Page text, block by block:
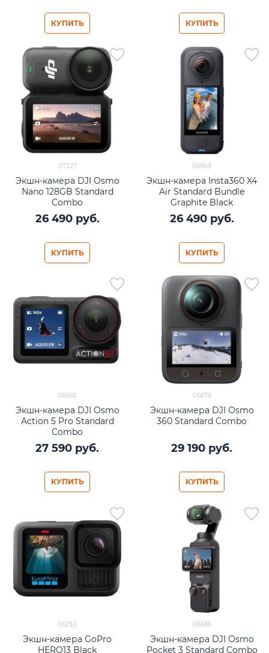
КУПИТЬ КУПИТЬ
07227
Экшн-камера DJI Osmo
Nano 128GB Standard
Combo
26 490 руб.
КУПИТЬ
06843
Экшн-камера Insta360 X4
Air Standard Bundle
Graphite Black
26 490 руб.
КУПИТЬ
06682
Экшн-камера DJI Osmo
Action 5 Pro Standard
Combo
27 590 руб.
КУПИТЬ
06678
Экшн-камера DJI Osmo
360 Standard Combo
29 190 руб.
КУПИТЬ
06230
Экшн-камера GoPro
HERO13 Black
06686
Экшн-камера DJI Osmo
Pocket 3 Standard Combo